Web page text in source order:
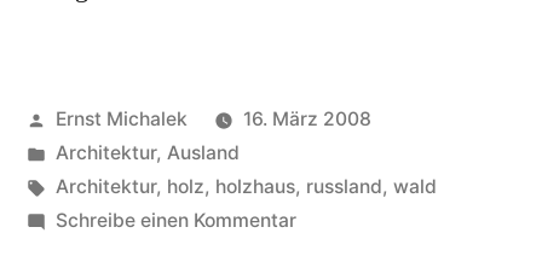
Veröffentlicht
von
Ernst Michalek
16. März 2008
Veröffentlicht
unter
Architektur, Ausland
Schlagwörter:
Architektur, holz, holzhaus, russland, wald
Schreibe einen Kommentarzu